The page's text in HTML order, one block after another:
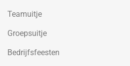
Teamuitje
Groepsuitje
Bedrijfsfeesten